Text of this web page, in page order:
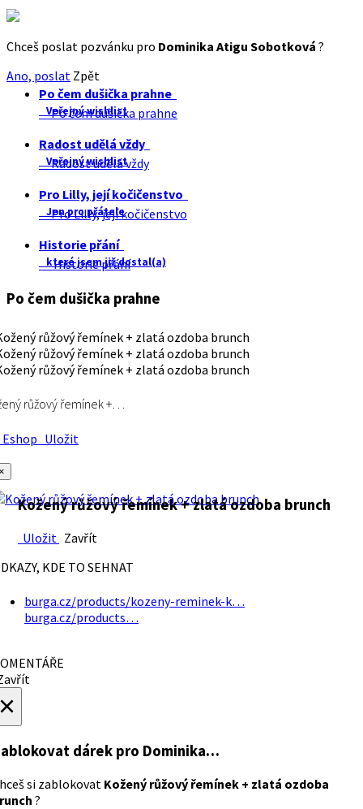
Chceš poslat pozvánku pro Dominika Atigu Sobotková ?
Ano, poslat Zpět
Po čem dušička prahne
Veřejný wishlist
Po čem dušička prahne
Radost udělá vždy
Veřejný wishlist
Radost udělá vždy
Pro Lilly, její kočičenstvo
Jen pro přátele
Pro Lilly, její kočičenstvo
Historie přání
které jsem již dostal(a)
Historie přání
Po čem dušička prahne
růžový řemínek +…
Uložit
Kožený růžový řemínek + zlatá ozdoba brunch
Uložit Zavřít
KDE TO SEHNAT
burga.cz/products/kozeny-reminek-k…
burga.cz/products…
dárek pro Dominika…
si zablokovat Kožený růžový řemínek + zlatá ozdoba
?